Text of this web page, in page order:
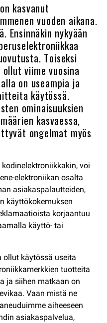
kasvanut
vuoden aikana.
Ensinnäkin nykyään
Toiseksi
viime vuosina
on useampia ja
käytössä.
ominaisuuksien
kasvaessa,
ongelmat myös
voi
elektroniikan osalta
asiakaspalautteiden,
käyttökokemuksen
korjaantuu
käyttö- tai
ollut käytössä useita
tuotteita
ja siihen matkaan on
Vaan mistä ne
aiheeseen
asiakaspalvelua,